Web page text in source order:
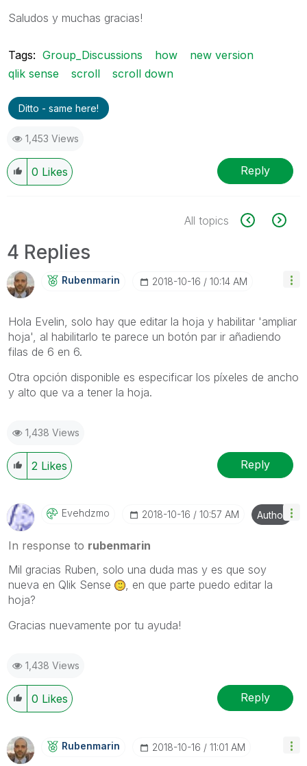
Saludos y muchas gracias!
Tags: Group_Discussions how
new version
qlik sense
scroll scroll down
Ditto - same here!
1,453 Views
0 Likes Reply
All topics
4 Replies
Rubenmarin ‎2018-10-16 10:14 AM
Hola Evelin, solo hay que editar la hoja y habilitar 'ampliar
hoja', al habilitarlo te parece un botón par ir añadiendo
filas de 6 en 6.
Otra opción disponible es especificar los píxeles de ancho
y alto que va a tener la hoja.
1,438 Views
2 Likes Reply
Evehdzmo ‎2018-10-16 10:57 AM Author
In response to rubenmarin
Mil gracias Ruben, solo una duda mas y es que soy
nueva en Qlik Sense
, en que parte puedo editar la
hoja?
Gracias nuevamente por tu ayuda!
1,438 Views
0 Likes Reply
Rubenmarin ‎2018-10-16 11:01 AM